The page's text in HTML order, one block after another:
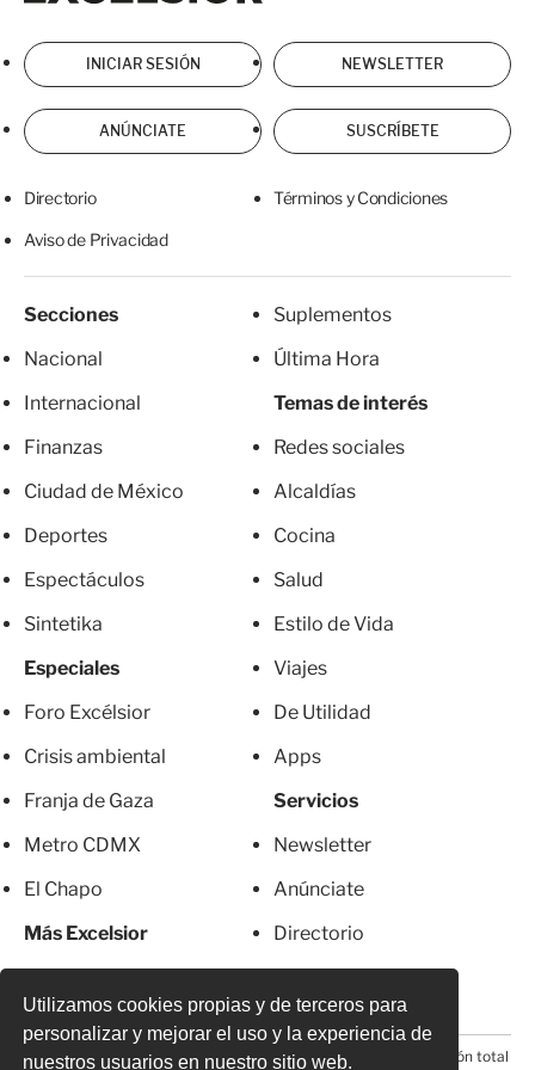
Utilizamos cookies propias y de terceros para
personalizar y mejorar el uso y la experiencia de
nuestros usuarios en nuestro sitio web.
INICIAR SESIÓN NEWSLETTER
ANÚNCIATE SUSCRÍBETE
Directorio Términos y Condiciones
Aviso de Privacidad
Secciones
Nacional
Internacional
Finanzas
Ciudad de México
Deportes
Espectáculos
Sintetika
Especiales
Foro Excélsior
Crisis ambiental
Franja de Gaza
Metro CDMX
El Chapo
Más Excelsior
Suplementos
Última Hora
Temas de interés
Redes sociales
Alcaldías
Cocina
Salud
Estilo de Vida
Viajes
De Utilidad
Apps
Servicios
Newsletter
Anúnciate
Directorio
© 2026 Todos los derechos reservados. Prohibida la reproducción total